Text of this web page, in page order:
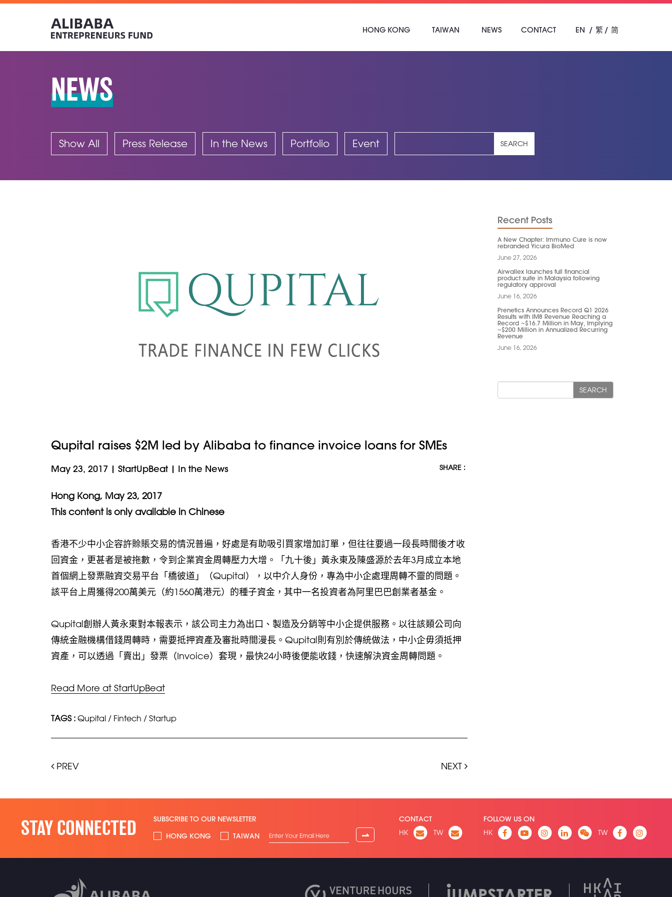
HONG KONG TAIWAN NEWS CONTACT EN 繁 简
NEWS
Show All Press Release In the News Portfolio Event SEARCH
Qupital raises $2M led by Alibaba to finance invoice loans for SMEs
May 23, 2017 | StartUpBeat | In the News SHARE :
Hong Kong, May 23, 2017
This content is only available in Chinese
香港不少中小企容許賒賬交易的情況普遍，好處是有助吸引買家增加訂單，但往往要過一段長時間後才收
回資金，更甚者是被拖數，令到企業資金周轉壓力大增。「九十後」黃永東及陳盛源於去年3月成立本地
首個網上發票融資交易平台「橋彼道」（Qupital），以中介人身份，專為中小企處理周轉不靈的問題。
該平台上周獲得200萬美元（約1560萬港元）的種子資金，其中一名投資者為阿里巴巴創業者基金。
Qupital創辦人黃永東對本報表示，該公司主力為出口、製造及分銷等中小企提供服務。以往該類公司向
傳統金融機構借錢周轉時，需要抵押資產及審批時間漫長。Qupital則有別於傳統做法，中小企毋須抵押
資產，可以透過「賣出」發票（Invoice）套現，最快24小時後便能收錢，快速解決資金周轉問題。
Read More at StartUpBeat
TAGS : Qupital / Fintech / Startup
PREV NEXT
Recent Posts
A New Chapter: Immuno Cure is now
rebranded Yicura BioMed
June 27, 2026
Airwallex launches full financial
product suite in Malaysia following
regulatory approval
June 16, 2026
Prenetics Announces Record Q1 2026
Results with IM8 Revenue Reaching a
Record ~$16.7 Million in May, Implying
~$200 Million in Annualized Recurring
Revenue
June 16, 2026
SEARCH
STAY CONNECTED
SUBSCRIBE TO OUR NEWSLETTER
HONG KONG
TAIWAN ⇀
CONTACT
HK
TW
FOLLOW US ON
HK
TW